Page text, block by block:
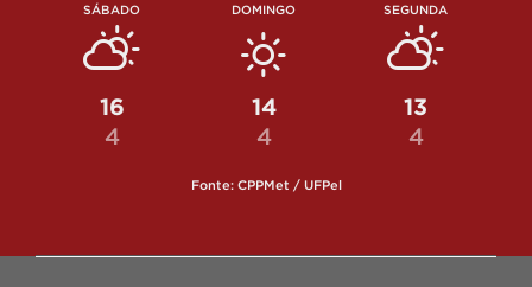
SÁBADO
16
4
DOMINGO
14
4
SEGUNDA
13
4
Fonte: CPPMet / UFPel